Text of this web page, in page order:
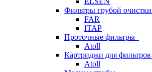
Фильтры грубой очистки
FAR
ITAP
Проточные фильтры
Atoll
Картриджи для фильтров
Atoll